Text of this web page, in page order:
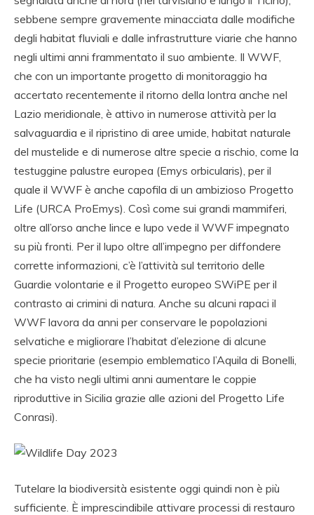
sebbene sempre gravemente minacciata dalle modifiche
degli habitat fluviali e dalle infrastrutture viarie che hanno
negli ultimi anni frammentato il suo ambiente. Il WWF,
che con un importante progetto di monitoraggio ha
accertato recentemente il ritorno della lontra anche nel
Lazio meridionale, è attivo in numerose attività per la
salvaguardia e il ripristino di aree umide, habitat naturale
del mustelide e di numerose altre specie a rischio, come la
testuggine palustre europea (Emys orbicularis), per il
quale il WWF è anche capofila di un ambizioso Progetto
Life (URCA ProEmys). Così come sui grandi mammiferi,
oltre all’orso anche lince e lupo vede il WWF impegnato
su più fronti. Per il lupo oltre all’impegno per diffondere
corrette informazioni, c’è l’attività sul territorio delle
Guardie volontarie e il Progetto europeo SWiPE per il
contrasto ai crimini di natura. Anche su alcuni rapaci il
WWF lavora da anni per conservare le popolazioni
selvatiche e migliorare l’habitat d’elezione di alcune
specie prioritarie (esempio emblematico l’Aquila di Bonelli,
che ha visto negli ultimi anni aumentare le coppie
riproduttive in Sicilia grazie alle azioni del Progetto Life
Conrasi).
Tutelare la biodiversità esistente oggi quindi non è più
sufficiente. È imprescindibile attivare processi di restauro